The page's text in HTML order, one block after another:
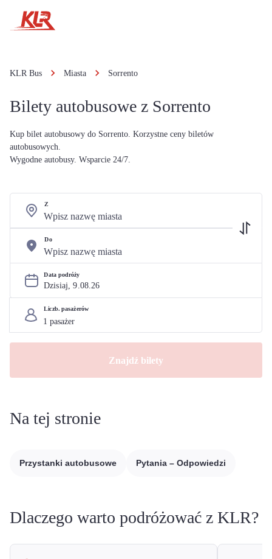
KLR Bus Miasta Sorrento
Bilety autobusowe z Sorrento
Kup bilet autobusowy do Sorrento. Korzystne ceny biletów
autobusowych.
Wygodne autobusy. Wsparcie 24/7.
Z
Do
Data podróży
Dzisiaj, 9.08.26
Liczb. pasażerów
Znajdź bilety
Na tej stronie
Przystanki autobusowe Pytania – Odpowiedzi
Dlaczego warto podróżować z KLR?